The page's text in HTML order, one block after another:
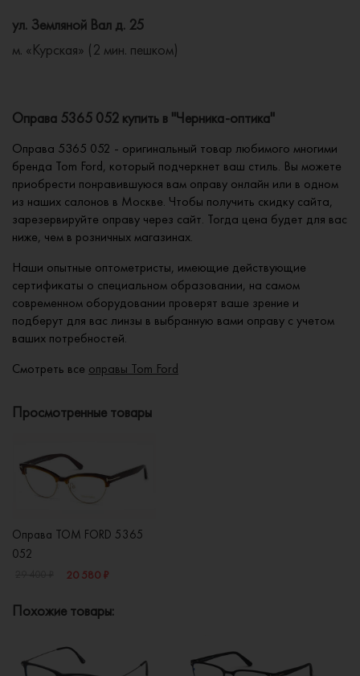
ул. Земляной Вал д. 25
м. «Курская» (2 мин. пешком)
Оправа 5365 052 купить в "Черника-оптика"
Оправа 5365 052 - оригинальный товар любимого многими
бренда Tom Ford, который подчеркнет ваш стиль. Вы можете
приобрести понравившуюся вам оправу онлайн или в одном
из наших салонов в Москве. Чтобы получить скидку сайта,
зарезервируйте оправу через сайт. Тогда цена будет для вас
ниже, чем в розничных магазинах.
Наши опытные оптометристы, имеющие действующие
сертификаты о специальном образовании, на самом
современном оборудовании проверят ваше зрение и
подберут для вас линзы в выбранную вами оправу с учетом
ваших потребностей.
Смотреть все оправы Tom Ford
Просмотренные товары
Оправа TOM FORD 5365
052
20 580 ₽
Похожие товары: